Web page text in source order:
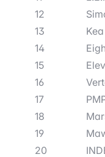
12
13
14
15
16
17
18
19
20